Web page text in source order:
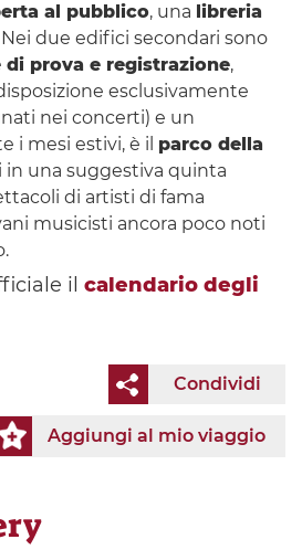
al pubblico, una libreria
Nei due edifici secondari sono
di prova e registrazione,
esclusivamente
nei concerti) e un
i mesi estivi, è il parco della
in una suggestiva quinta
di artisti di fama
musicisti ancora poco noti
il calendario degli
Condividi
Aggiungi al mio viaggio